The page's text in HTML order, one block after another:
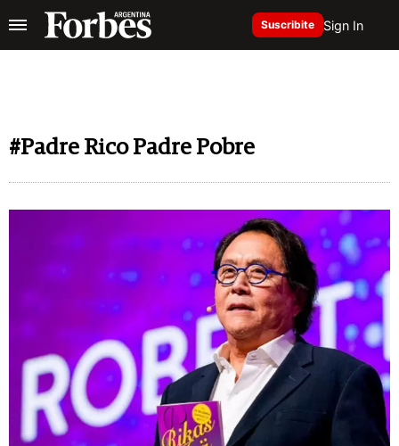
Suscribite Sign In
#Padre Rico Padre Pobre